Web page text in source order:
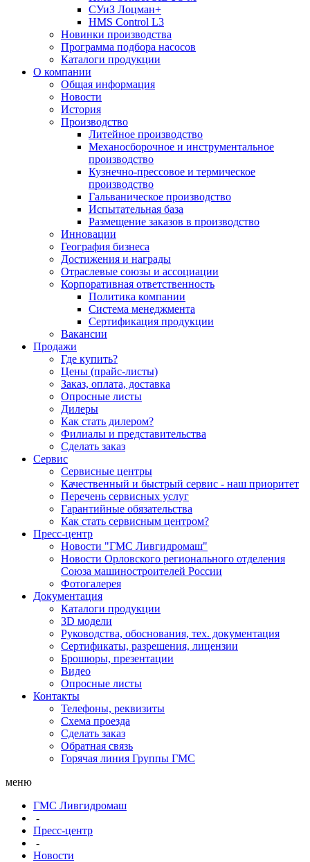
СУиЗ Лоцман+
HMS Control L3
Новинки производства
Программа подбора насосов
Каталоги продукции
О компании
Общая информация
Новости
История
Производство
Литейное производство
Механосборочное и инструментальное
производство
Кузнечно-прессовое и термическое
производство
Гальваническое производство
Испытательная база
Размещение заказов в производство
Инновации
География бизнеса
Достижения и награды
Отраслевые союзы и ассоциации
Корпоративная ответственность
Политика компании
Система менеджмента
Сертификация продукции
Вакансии
Продажи
Где купить?
Цены (прайс-листы)
Заказ, оплата, доставка
Опросные листы
Дилеры
Как стать дилером?
Филиалы и представительства
Сделать заказ
Сервис
Сервисные центры
Качественный и быстрый сервис - наш приоритет
Перечень сервисных услуг
Гарантийные обязательства
Как стать сервисным центром?
Пресс-центр
Новости "ГМС Ливгидромаш"
Новости Орловского регионального отделения
Союза машиностроителей России
Фотогалерея
Документация
Каталоги продукции
3D модели
Руководства, обоснования, тех. документация
Сертификаты, разрешения, лицензии
Брошюры, презентации
Видео
Опросные листы
Контакты
Телефоны, реквизиты
Схема проезда
Сделать заказ
Обратная связь
Горячая линия Группы ГМС
меню
ГМС Ливгидромаш
-
Пресс-центр
-
Новости